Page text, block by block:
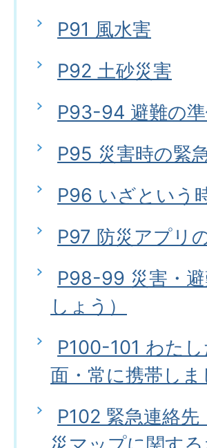
P91 風水害
P92 土砂災害
P93-94 避難の
P95 災害時の緊
P96 いざという
P97 防災アプリ
P98-99 災害・
しょう）
P100-101 わた
面・常に携帯しま
P102 緊急連絡